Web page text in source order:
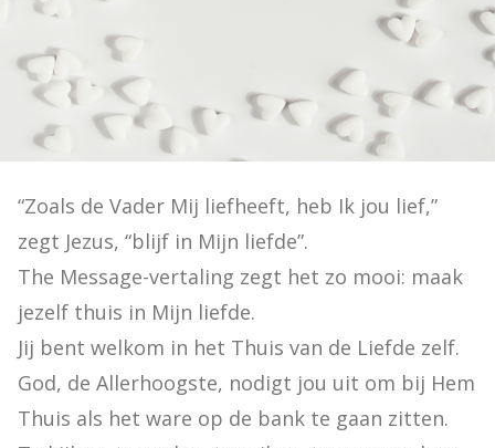
“Zoals de Vader Mij liefheeft, heb Ik jou lief,”
zegt Jezus, “blijf in Mijn liefde”.
The Message-vertaling zegt het zo mooi: maak
jezelf thuis in Mijn liefde.
Jij bent welkom in het Thuis van de Liefde zelf.
God, de Allerhoogste, nodigt jou uit om bij Hem
Thuis als het ware op de bank te gaan zitten.